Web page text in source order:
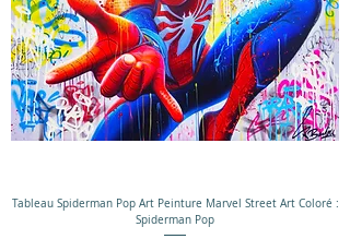
Tableau Spiderman Pop Art Peinture Marvel Street Art Coloré :
Spiderman Pop